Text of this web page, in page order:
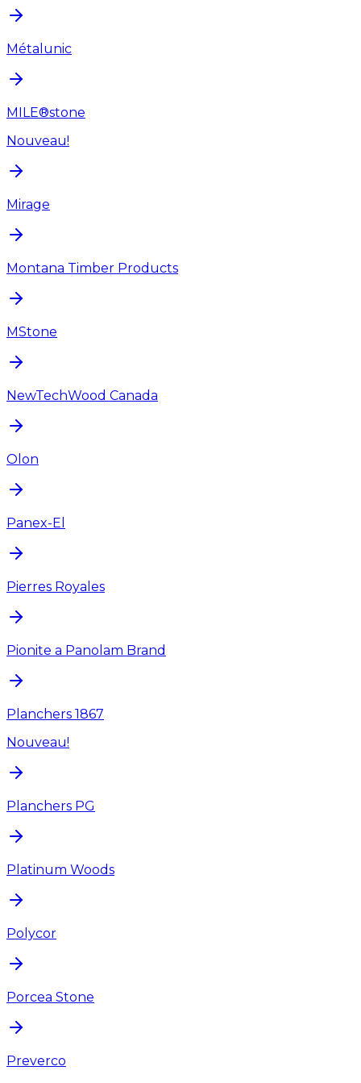
Métalunic
MILE®stone
Nouveau!
Mirage
Montana Timber Products
MStone
NewTechWood Canada
Olon
Panex-El
Pierres Royales
Pionite a Panolam Brand
Planchers 1867
Nouveau!
Planchers PG
Platinum Woods
Polycor
Porcea Stone
Preverco